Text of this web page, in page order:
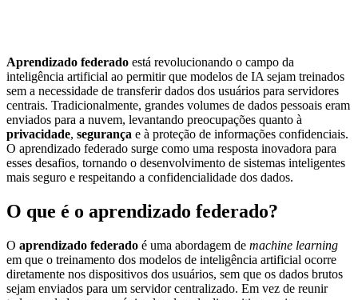
Aprendizado federado está revolucionando o campo da
inteligência artificial ao permitir que modelos de IA sejam treinados
sem a necessidade de transferir dados dos usuários para servidores
centrais. Tradicionalmente, grandes volumes de dados pessoais eram
enviados para a nuvem, levantando preocupações quanto à
privacidade, segurança e à proteção de informações confidenciais.
O aprendizado federado surge como uma resposta inovadora para
esses desafios, tornando o desenvolvimento de sistemas inteligentes
mais seguro e respeitando a confidencialidade dos dados.
O que é o aprendizado federado?
O aprendizado federado é uma abordagem de machine learning
em que o treinamento dos modelos de inteligência artificial ocorre
diretamente nos dispositivos dos usuários, sem que os dados brutos
sejam enviados para um servidor centralizado. Em vez de reunir